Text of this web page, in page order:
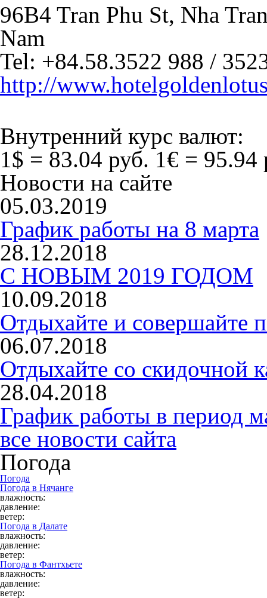
96B4 Tran Phu St, Nha
Nam
Tel: +84.58.3522 988 /
http://
Внутренний курс валют:
1$ = 83.04 руб. 1€ = 95.94
Новости на сайте
05.03.2019
График работы на 8 марта
28.12.2018
С НОВЫМ 2019 ГОДОМ
10.09.2018
Отдыхайте и совершайте
06.07.2018
Отдыхайте со скидочной
28.04.2018
График работы в период
все новости сайта
Погода
Погода
Погода в Нячанге
влажность:
давление:
ветер:
Погода в Далате
влажность:
давление:
ветер:
Погода в Фантхьете
влажность:
давление:
ветер: